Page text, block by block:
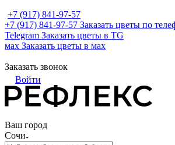
+7 (917) 841-97-57
+7 (917) 841-97-57 Заказать цветы по
Telegram Заказать цветы в TG
мах Заказать цветы в мах
Заказать звонок
Войти
Ваш город
Сочи